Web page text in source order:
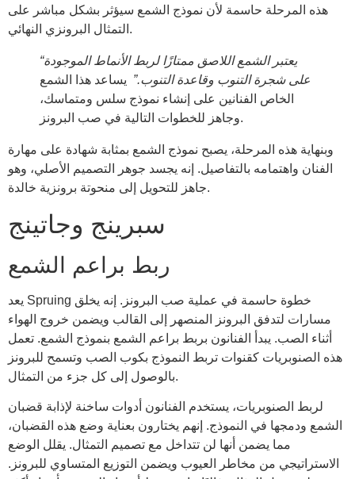
هذه المرحلة حاسمة لأن نموذج الشمع سيؤثر بشكل مباشر على
التمثال البرونزي النهائي.
“يعتبر الشمع اللاصق ممتازًا لربط الأنماط الموجودة
على شجرة التنوب وقاعدة التنوب.” يساعد هذا الشمع
الخاص الفنانين على إنشاء نموذج سلس ومتماسك،
وجاهز للخطوات التالية في صب البرونز.
وبنهاية هذه المرحلة، يصبح نموذج الشمع بمثابة شهادة على مهارة
الفنان واهتمامه بالتفاصيل. إنه يجسد جوهر التصميم الأصلي، وهو
جاهز للتحويل إلى منحوتة برونزية خالدة.
سبرينج وجاتينج
ربط براعم الشمع
يعد Spruing خطوة حاسمة في عملية صب البرونز. إنه يخلق
مسارات لتدفق البرونز المنصهر إلى القالب ويضمن خروج الهواء
أثناء الصب. يبدأ الفنانون بربط براعم الشمع بنموذج الشمع. تعمل
هذه الصنوبريات كقنوات تربط النموذج بكوب الصب وتسمح للبرونز
بالوصول إلى كل جزء من التمثال.
لربط الصنوبريات، يستخدم الفنانون أدوات ساخنة لإذابة قضبان
الشمع ودمجها في النموذج. إنهم يختارون بعناية وضع هذه القضبان،
مما يضمن أنها لن تتداخل مع تصميم التمثال. يقلل الوضع
الاستراتيجي من مخاطر العيوب ويضمن التوزيع المتساوي للبرونز.